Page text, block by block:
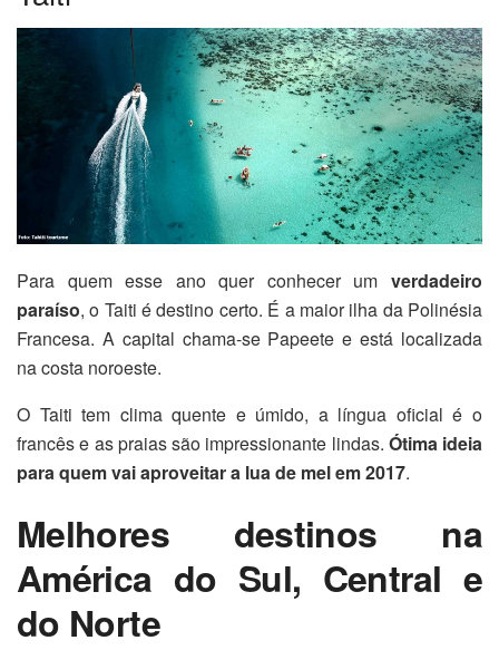
Para quem esse ano quer conhecer um verdadeiro
paraíso, o Taiti é destino certo. É a maior ilha da Polinésia
Francesa. A capital chama-se Papeete e está localizada
na costa noroeste.
O Taiti tem clima quente e úmido, a língua oficial é o
francês e as praias são impressionante lindas. Ótima ideia
para quem vai aproveitar a lua de mel em 2017.
Melhores destinos na
América do Sul, Central e
do Norte